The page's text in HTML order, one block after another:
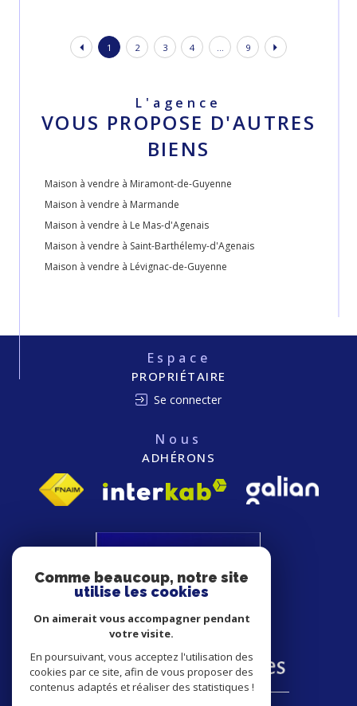
1 2 3 4 9
L'agence
VOUS PROPOSE D'AUTRES
BIENS
Maison à vendre à Miramont-de-Guyenne
Maison à vendre à Marmande
Maison à vendre à Le Mas-d'Agenais
Maison à vendre à Saint-Barthélemy-d'Agenais
Maison à vendre à Lévignac-de-Guyenne
Espace
PROPRIÉTAIRE
Se connecter
Nous
ADHÉRONS
Comme beaucoup, notre site
utilise les cookies
On aimerait vous accompagner pendant
votre visite.
En poursuivant, vous acceptez l'utilisation des
cookies par ce site, afin de vous proposer des
contenus adaptés et réaliser des statistiques !